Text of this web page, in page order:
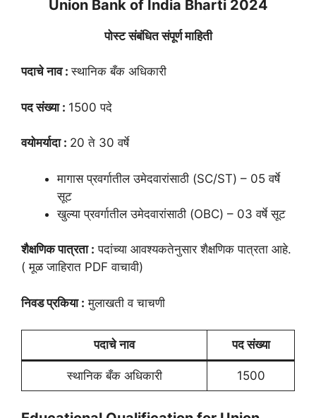
Union Bank of India Bharti 2024
पोस्ट संबंधित संपूर्ण माहिती
पदाचे नाव :स्थानिक बँक अधिकारी
पद संख्या : 1500 पदे
वयोमर्यादा : 20 ते 30 वर्षे
मागास प्रवर्गातील उमेदवारांसाठी (SC/ST) – 05 वर्षे
सूट
खुल्या प्रवर्गातील उमेदवारांसाठी (OBC) – 03 वर्षे सूट
शैक्षणिक पात्रता : पदांच्या आवश्यकतेनुसार शैक्षणिक पात्रता आहे.
( मूळ जाहिरात PDF वाचावी)
निवड प्रकिया : मुलाखती व चाचणी
पदाचे नाव पद संख्या
स्थानिक बँक अधिकारी 1500